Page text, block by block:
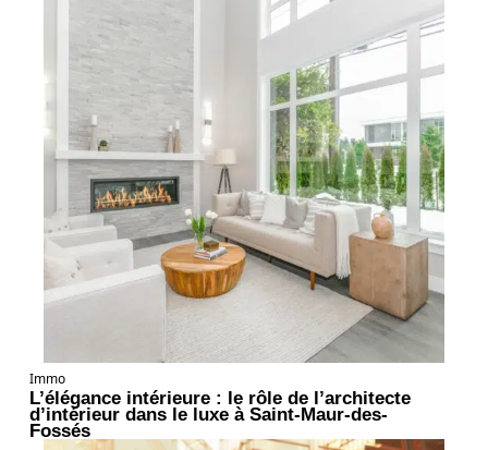
Immo
L’élégance intérieure : le rôle de l’architecte
d’intérieur dans le luxe à Saint-Maur-des-
Fossés